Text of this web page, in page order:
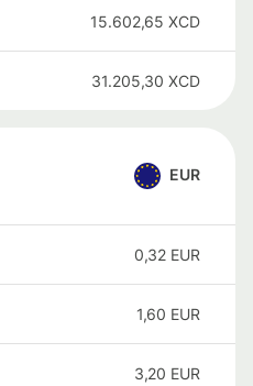
15.602,65 XCD
31.205,30 XCD
EUR
0,32 EUR
1,60 EUR
3,20 EUR